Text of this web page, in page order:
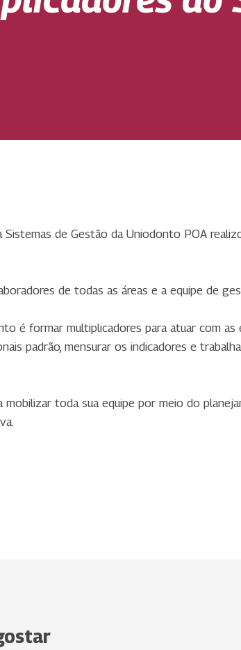
Sistemas de Gestão da Uniodonto POA
de todas as áreas e a equipe de
é formar multiplicadores para atuar com as
padrão, mensurar os indicadores e
mobilizar toda sua equipe por meio do